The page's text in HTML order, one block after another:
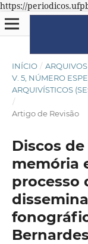
https://
INÍCIO / ARQUIVOS
V. 5, NÚMERO
ARQUIVÍSTICOS
/
Artigo de Revisão
Discos
memória
processo
Bernardes